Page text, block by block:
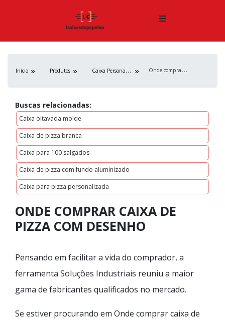
Início Produtos C
aixa Personalizada O
nde comprar caixa de pizza com desenho
Buscas relacionadas:
Caixa oitavada molde
Caixa de pizza branca
Caixa para 100 salgados
Caixa de pizza com fundo aluminizado
Caixa para pizza personalizada
ONDE COMPRAR CAIXA DE
PIZZA COM DESENHO
Pensando em facilitar a vida do comprador, a
ferramenta Soluções Industriais reuniu a maior
gama de fabricantes qualificados no mercado.
Se estiver procurando em Onde comprar caixa de